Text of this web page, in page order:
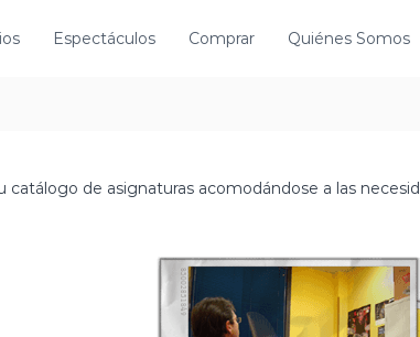
Espectáculos Comprar Quiénes Somos
catálogo de asignaturas acomodándose a las